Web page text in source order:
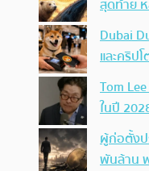
สุดท้าย ห
Dubai
และคริป
Tom
ในปี
ผู้ก่อตั้งป
พันล้าน